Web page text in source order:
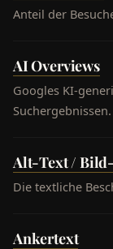
Anteil der
AI Overviews
Googles KI-
Suchergebnissen.
Alt-Text /
Die textliche
Ankertext